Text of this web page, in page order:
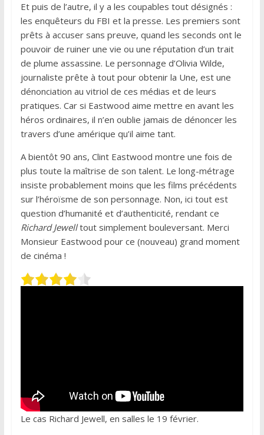
Et puis de l’autre, il y a les coupables tout désignés :
les enquêteurs du FBI et la presse. Les premiers sont
prêts à accuser sans preuve, quand les seconds ont le
pouvoir de ruiner une vie ou une réputation d’un trait
de plume assassine. Le personnage d’Olivia Wilde,
journaliste prête à tout pour obtenir la Une, est une
dénonciation au vitriol de ces médias et de leurs
pratiques. Car si Eastwood aime mettre en avant les
héros ordinaires, il n’en oublie jamais de dénoncer les
travers d’une amérique qu’il aime tant.
A bientôt 90 ans, Clint Eastwood montre une fois de
plus toute la maîtrise de son talent. Le long-métrage
insiste probablement moins que les films précédents
sur l’héroïsme de son personnage. Non, ici tout est
question d’humanité et d’authenticité, rendant ce
Richard Jewelltout simplement bouleversant. Merci
Monsieur Eastwood pour ce (nouveau) grand moment
de cinéma !
Le cas Richard Jewell, en salles le 19 février.